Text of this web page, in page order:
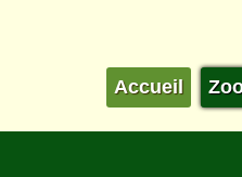
Accueil